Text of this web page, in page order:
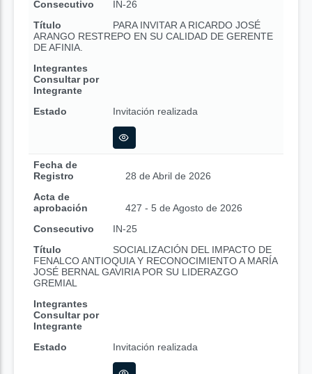
Consecutivo
IN-26
Título
PARA INVITAR A RICARDO JOSÉ
ARANGO RESTREPO EN SU CALIDAD DE GERENTE
DE AFINIA.
Integrantes
Consultar por
Integrante
Estado
Invitación realizada
Fecha de
Registro
28 de Abril de 2026
Acta de
aprobación
427 - 5 de Agosto de 2026
Consecutivo
IN-25
Título
SOCIALIZACIÓN DEL IMPACTO DE
FENALCO ANTIOQUIA Y RECONOCIMIENTO A MARÍA
JOSÉ BERNAL GAVIRIA POR SU LIDERAZGO
GREMIAL
Integrantes
Consultar por
Integrante
Estado
Invitación realizada